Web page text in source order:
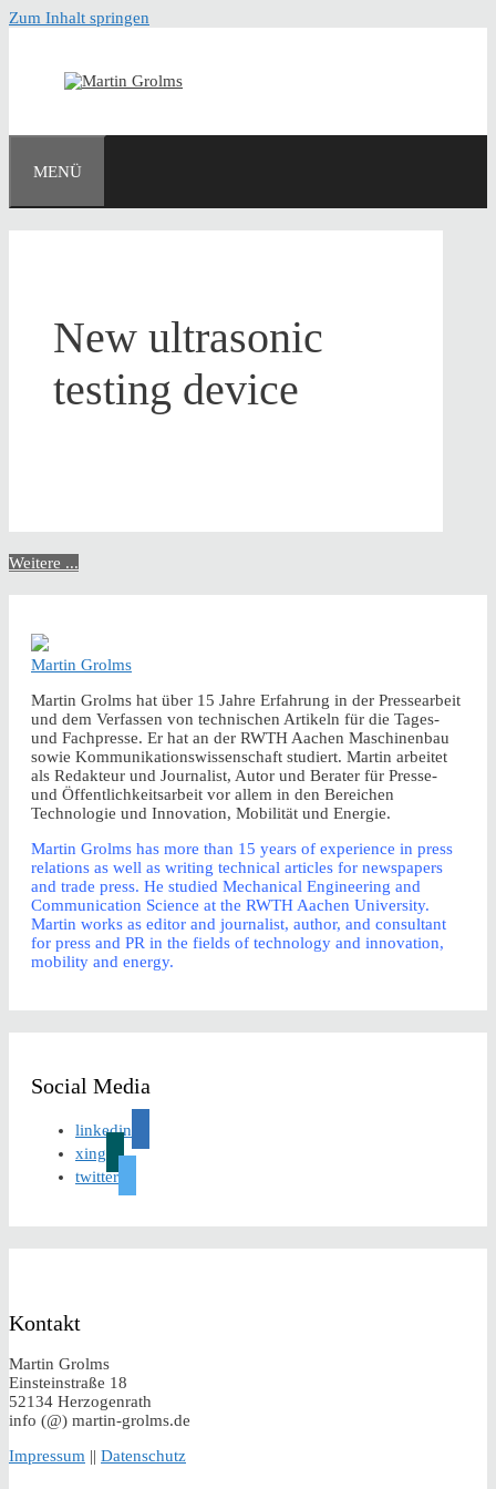
Zum Inhalt springen
MENÜ
New ultrasonic
testing device
Weitere ...
Martin Grolms
Martin Grolms hat über 15 Jahre Erfahrung in der Pressearbeit
und dem Verfassen von technischen Artikeln für die Tages-
und Fachpresse. Er hat an der RWTH Aachen Maschinenbau
sowie Kommunikationswissenschaft studiert. Martin arbeitet
als Redakteur und Journalist, Autor und Berater für Presse-
und Öffentlichkeitsarbeit vor allem in den Bereichen
Technologie und Innovation, Mobilität und Energie.
Martin Grolms has more than 15 years of experience in press
relations as well as writing technical articles for newspapers
and trade press. He studied Mechanical Engineering and
Communication Science at the RWTH Aachen University.
Martin works as editor and journalist, author, and consultant
for press and PR in the fields of technology and innovation,
mobility and energy.
Social Media
linkedin
xing
twitter
Kontakt
Martin Grolms
Einsteinstraße 18
52134 Herzogenrath
info (@) martin-grolms.de
Impressum || Datenschutz